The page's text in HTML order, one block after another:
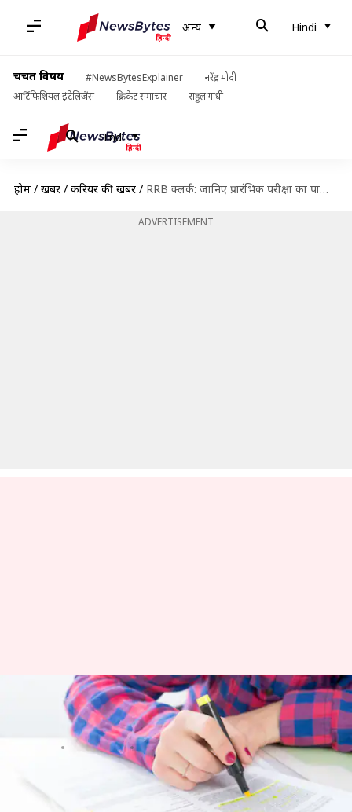
अन्य Hindi
चर्चित विषय #NewsBytesExplainer
नरेंद्र मोदी
आर्टिफिशियल इंटेलिजेंस
क्रिकेट समाचार राहुल गांधी
Hindi
होम / खबरें / करियर की खबरें / RRB क्लर्क: जानिए प्रारंभिक परीक्षा का पाठ्यक्रम और तैयारी के टिप्स
ADVERTISEMENT
RRB क्लर्क: जानिए प्रारंभिक परीक्षा
का पाठ्यक्रम और तैयारी के टिप्स
Apr 18, 2023 08:12 pm
क्या है खबर?